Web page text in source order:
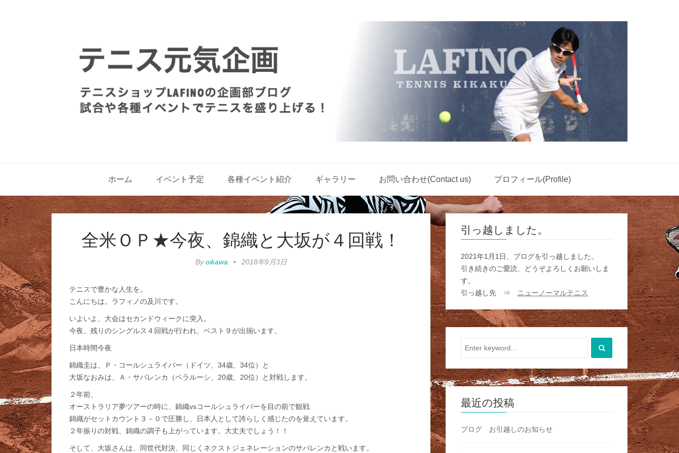
ホーム イベント予定 各種イベント紹介 ギャラリー お問い合わせ(Contact us) プロフィール(Profile)
全米ＯＰ★今夜、錦織と大坂が４回戦！
Byoikawa • 2018年9月3日
テニスで豊かな人生を。
こんにちは。ラフィノの及川です。
いよいよ、大会はセカンドウィークに突入。
今夜、残りのシングルス４回戦が行われ、ベスト９が出揃います。
日本時間今夜
錦織圭は、Ｐ・コールシュライバー（ドイツ、34歳、34位）と
大坂なおみは、Ａ・サバレンカ（ベラルーシ、20歳、20位）と対戦します。
２年前、
オーストラリア夢ツアーの時に、錦織vsコールシュライバーを目の前で観戦
錦織がセットカウント３－０で圧勝し、日本人として誇らしく感じたのを覚えています。
２年振りの対戦、錦織の調子も上がっています。大丈夫でしょう！！
そして、大坂さんは、同世代対決、同じくネクストジェネレーションのサバレンカと戦います。
引っ越しました。
2021年1月1日、ブログを引っ越しました。
引き続きのご愛読、どうぞよろしくお願いしま
す。
引っ越し先 ⇒
ニューノーマルテニス
最近の投稿
ブログ お引越しのお知らせ